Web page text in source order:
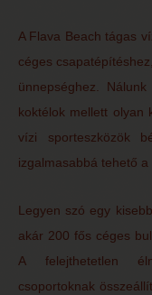
A Flava Beach tágas
céges
ünnepséghez.
koktélok mellett olyan
vízi sporteszközök
izgalmasabbá tehető a
Legyen szó egy
akár 200 fős céges
A felejthetetlen
csoportoknak